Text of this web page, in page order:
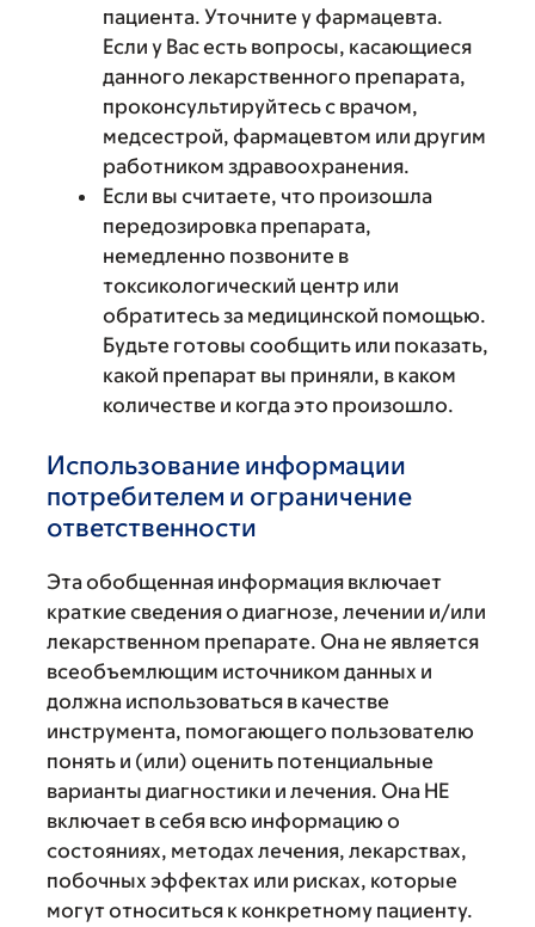
пациента. Уточните у фармацевта.
Если у Вас есть вопросы, касающиеся
данного лекарственного препарата,
проконсультируйтесь с врачом,
медсестрой, фармацевтом или другим
работником здравоохранения.
Если вы считаете, что произошла
передозировка препарата,
немедленно позвоните в
токсикологический центр или
обратитесь за медицинской помощью.
Будьте готовы сообщить или показать,
какой препарат вы приняли, в каком
количестве и когда это произошло.
Использование информации
потребителем и ограничение
ответственности
Эта обобщенная информация включает
краткие сведения о диагнозе, лечении и/или
лекарственном препарате. Она не является
всеобъемлющим источником данных и
должна использоваться в качестве
инструмента, помогающего пользователю
понять и (или) оценить потенциальные
варианты диагностики и лечения. Она НЕ
включает в себя всю информацию о
состояниях, методах лечения, лекарствах,
побочных эффектах или рисках, которые
могут относиться к конкретному пациенту.